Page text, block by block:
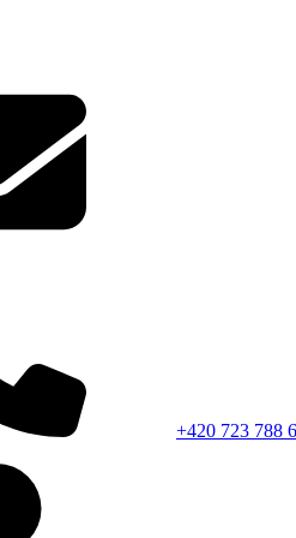
+420 723 788